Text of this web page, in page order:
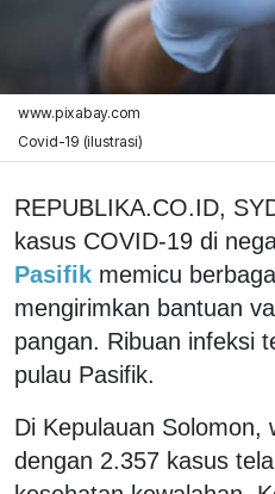
www.pixabay.com
Covid-19 (ilustrasi)
REPUBLIKA.CO.ID,
kasus COVID-19 di
Pasifik memicu
mengirimkan bantuan
pangan. Ribuan infeksi
pulau Pasifik.
Di Kepulauan Solomon,
dengan 2.357 kasus